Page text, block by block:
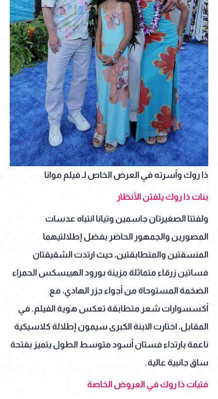
ذا روك وأسرته في العرض الخاص لـ فيلم موانا
بنات ذا روك يلفتن الأنظار
ولفتتا الصغيرتان جاسمين وتيانا انتباه عدسات
المصورين والجمهور الحاضر بفضل إطلالتيهما
المنسقتين والمتطابقتين، حيث ارتدت الشقيقتان
فساتين زرقاء متماثلة مزينة بورود الهيبسكس الحمراء
الضخمة المستوحاة من أجواء جزر الهادي، مع
أكسسوارات شعر متطابقة تعكس هوية الفيلم. في
المقابل، اختارت الابنة الكبرى سيمون إطلالة كلاسيكية
ناعمة بارتداء فستان أسود متوسط الطول يتميز بفتحة
ساق جانبية عالية.
فتيات ذا روك في العروض الخاصة